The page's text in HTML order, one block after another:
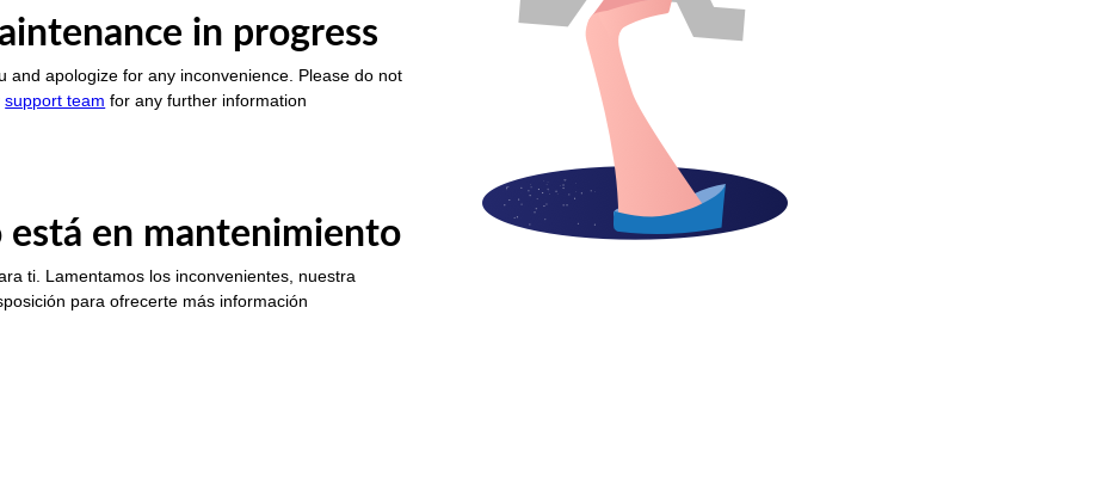
in progress
and apologize for any inconvenience. Please do not
support team for any further information
está en mantenimiento
ti. Lamentamos los inconvenientes, nuestra
para ofrecerte más información